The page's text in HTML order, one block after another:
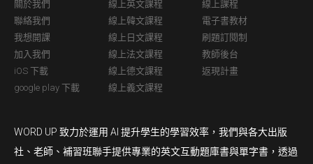
關於我們
聯絡我們
我想開課
加入我們
iOS 下載
google play 下載
線上英文課程
線上韓文課程
線上日文課程
線上法文課程
線上德文課程
線上義文課程
線上課程
電子書教材
刷題訂閱制
教師後台
返現計畫
WORD UP 致力於運用 AI 提升學生的學習效率，我們與各大出版
社、老師、補習班聯手提供專業的英文互動題庫書與單字書，透過